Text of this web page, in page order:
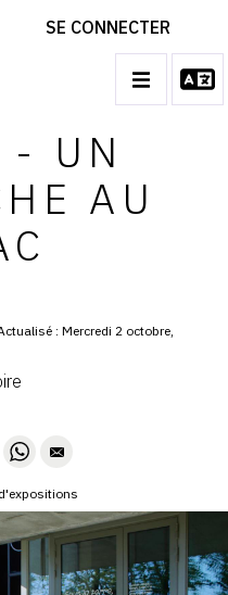
SE CONNECTER
DE L'ART
CATALOGUES
RAISONNÉ
- UN
AU
: Mercredi 2 octobre,